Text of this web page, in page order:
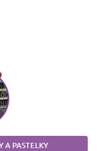
A PASTELKY